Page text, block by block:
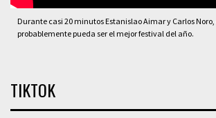
Durante casi 20 minutos Estanislao Aimar y Carlos
probablemente pueda ser el mejor festival del año.
TIKTOK